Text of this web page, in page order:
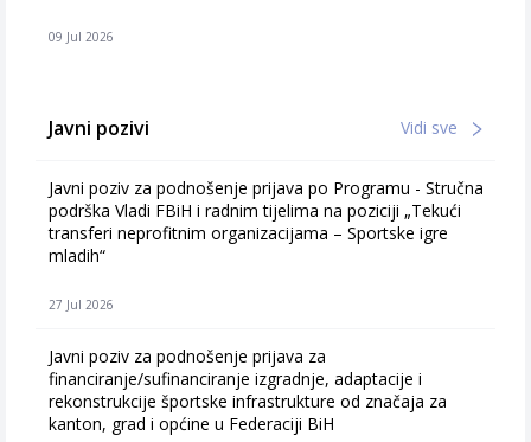
09 Jul 2026
Javni pozivi Vidi sve
Javni poziv za podnošenje prijava po Programu - Stručna
podrška Vladi FBiH i radnim tijelima na poziciji „Tekući
transferi neprofitnim organizacijama – Sportske igre
mladih“
27 Jul 2026
Javni poziv za podnošenje prijava za
financiranje/sufinanciranje izgradnje, adaptacije i
rekonstrukcije športske infrastrukture od značaja za
kanton, grad i općine u Federaciji BiH